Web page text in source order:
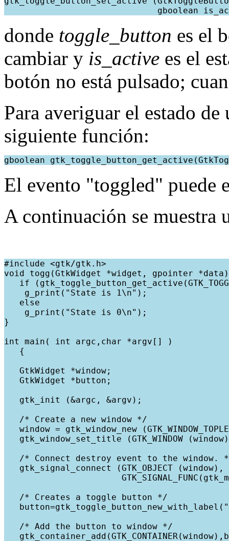
gboolean
donde toggle_button es el
cambiar y is_active es el
botón no está pulsado;
Para averiguar el estado
siguiente función:
gboolean
El evento "toggled" puede
A continuación se muestra
#include <gtk/gtk.h>
void togg(GtkWidget *widget, gpointer
if
    g_print("State is 1\n");
   else
    g_print("State is 0\n");
}
int main( int argc,char *argv[] )
   {
   GtkWidget *window;
   GtkWidget *button;
   gtk_init (&argc, &argv);
   /* Create a new window */
window = gtk_window_new
gtk_window_set_title (GTK_WINDOW
/* Connect destroy event to the window.
gtk_signal_connect (GTK_OBJECT (window),
   /* Creates a toggle button */
   /* Add the button to window */